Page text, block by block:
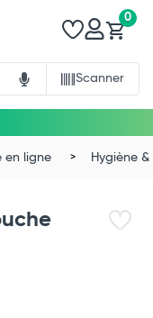
Scanner
0
en ligne Hygiène